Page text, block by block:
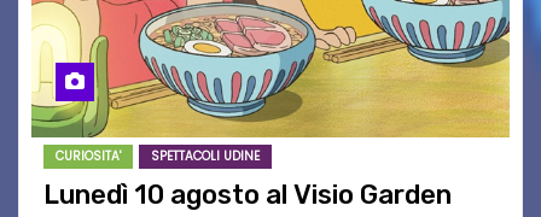
CURIOSITA' SPETTACOLI UDINE
Lunedì 10 agosto al Visio Garden